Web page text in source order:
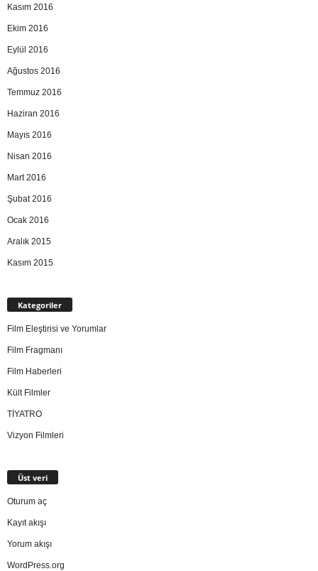
Kasım 2016
Ekim 2016
Eylül 2016
Ağustos 2016
Temmuz 2016
Haziran 2016
Mayıs 2016
Nisan 2016
Mart 2016
Şubat 2016
Ocak 2016
Aralık 2015
Kasım 2015
Kategoriler
Film Eleştirisi ve Yorumlar
Film Fragmanı
Film Haberleri
Kült Filmler
TİYATRO
Vizyon Filmleri
Üst veri
Oturum aç
Kayıt akışı
Yorum akışı
WordPress.org